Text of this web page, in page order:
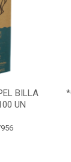
BILLA
UN